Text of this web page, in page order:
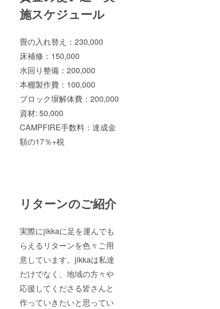
施スケジュール
畳の入れ替え：230,000
床補修：150,000
水回り整備：200,000
本棚製作費：100,000
ブロック塀解体費：200,000
資材: 50,000
CAMPFIRE手数料：達成金
額の17％+税
リターンのご紹介
実際にjikkaに足を運んでも
らえるリターンを色々ご用
意しています。jikkaは私達
だけでなく、地域の方々や
応援してくださる皆さんと
作っていきたいと思ってい